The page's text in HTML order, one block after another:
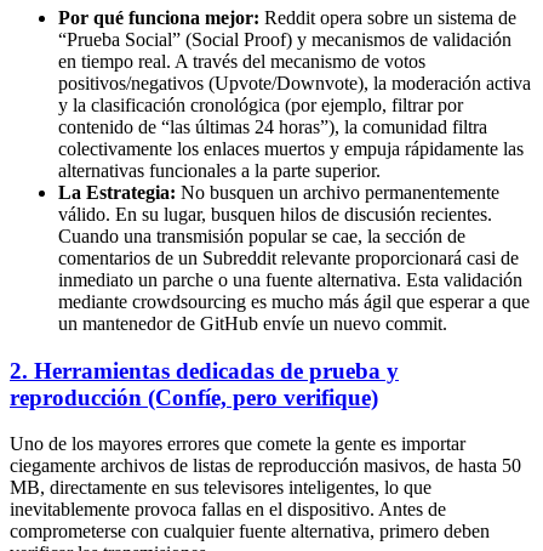
Por qué funciona mejor: Reddit opera sobre un sistema de
“Prueba Social” (Social Proof) y mecanismos de validación
en tiempo real. A través del mecanismo de votos
positivos/negativos (Upvote/Downvote), la moderación activa
y la clasificación cronológica (por ejemplo, filtrar por
contenido de “las últimas 24 horas”), la comunidad filtra
colectivamente los enlaces muertos y empuja rápidamente las
alternativas funcionales a la parte superior.
La Estrategia: No busquen un archivo permanentemente
válido. En su lugar, busquen hilos de discusión recientes.
Cuando una transmisión popular se cae, la sección de
comentarios de un Subreddit relevante proporcionará casi de
inmediato un parche o una fuente alternativa. Esta validación
mediante crowdsourcing es mucho más ágil que esperar a que
un mantenedor de GitHub envíe un nuevo commit.
2. Herramientas dedicadas de prueba y
reproducción (Confíe, pero verifique)
Uno de los mayores errores que comete la gente es importar
ciegamente archivos de listas de reproducción masivos, de hasta 50
MB, directamente en sus televisores inteligentes, lo que
inevitablemente provoca fallas en el dispositivo. Antes de
comprometerse con cualquier fuente alternativa, primero deben